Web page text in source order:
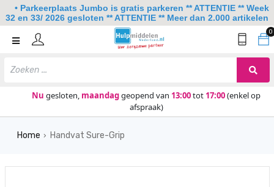
0
Nu gesloten, maandaggeopend van 13:00tot 17:00(enkel op
afspraak)
Home
Keuken
Home › Handvat Sure-Grip
• Parkeerplaats Jumbo is gratis parkeren ** ATTENTIE ** Week
32 en 33/ 2026 gesloten ** ATTENTIE ** Meer dan 2.000 artikelen